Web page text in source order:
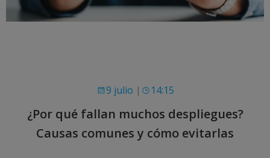
9 julio | 14:15
¿Por qué fallan muchos despliegues?
Causas comunes y cómo evitarlas